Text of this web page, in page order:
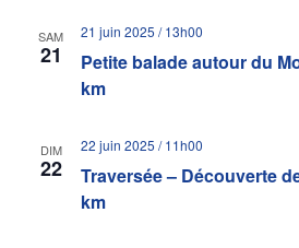
SAM
21
Petite balade autour du
km
21 juin 2025 / 13h00
DIM
22
Traversée – Découverte
km
22 juin 2025 / 11h00